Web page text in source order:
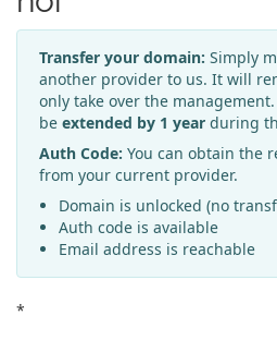
Transfer your domain: Simply
another provider to us. It will
only take over the
be extended by 1 year during
Auth Code: You can obtain the
from your current provider.
Domain is unlocked (no
Auth code is available
Email address is reachable
*